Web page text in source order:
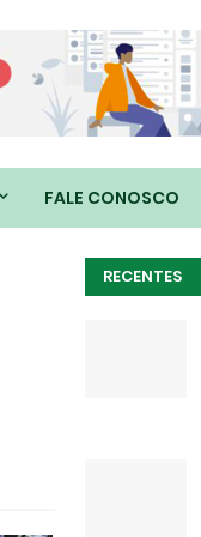
FALE CONOSCO
RECENTES